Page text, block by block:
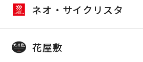
ネオ・サイクリスタ
花屋敷